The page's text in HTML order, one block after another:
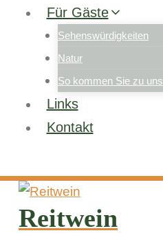
Für Gäste
Sehenswürdigkeiten
Natur
So kommen Sie zu uns
Links
Kontakt
Reitwein